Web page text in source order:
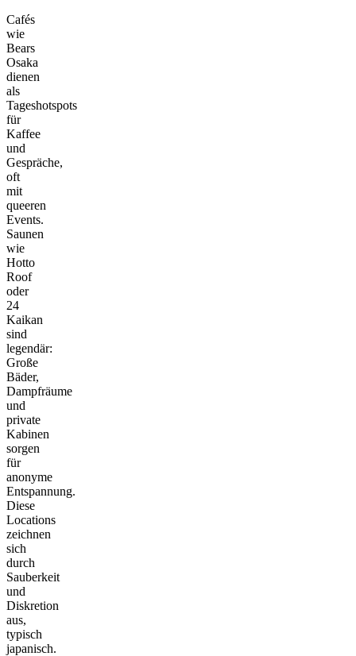
Cafés
wie
Bears
Osaka
dienen
als
Tageshotspots
für
Kaffee
und
Gespräche,
oft
mit
queeren
Events.
Saunen
wie
Hotto
Roof
oder
24
Kaikan
sind
legendär:
Große
Bäder,
Dampfräume
und
private
Kabinen
sorgen
für
anonyme
Entspannung.
Diese
Locations
zeichnen
sich
durch
Sauberkeit
und
Diskretion
aus,
typisch
japanisch.